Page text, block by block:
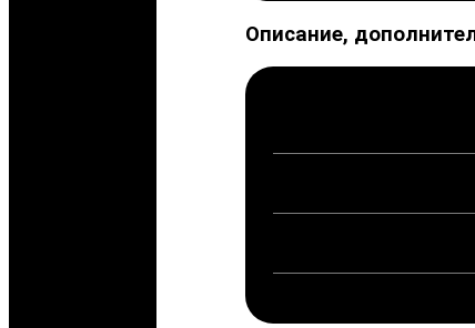
Описание,